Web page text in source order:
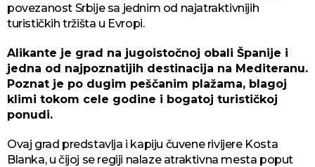
povezanost Srbije sa jednim od najatraktivnijih
turističkih tržišta u Evropi.
Alikante je grad na jugoistočnoj obali Španije i
jedna od najpoznatijih destinacija na Mediteranu.
Poznat je po dugim peščanim plažama, blagoj
klimi tokom cele godine i bogatoj turističkoj
ponudi.
Ovaj grad predstavlja i kapiju čuvene rivijere Kosta
Blanka, u čijoj se regiji nalaze atraktivna mesta poput